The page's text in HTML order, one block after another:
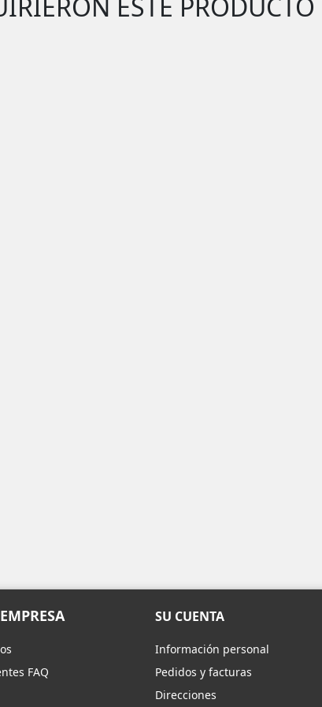
FAQ
SU CUENTA
Información personal
Pedidos y facturas
Direcciones